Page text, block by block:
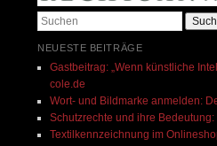
Suchen
NEUESTE BEITRÄGE
Gastbeitrag: „Wenn künstliche
cole.de​
Wort- und Bildmarke anmelden:
Schutzrechte und ihre
Textilkennzeichnung im